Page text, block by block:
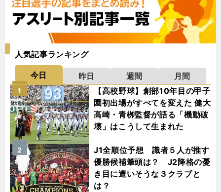
人気記事ランキング
今日 昨日 週間
月間
【高校野球】創部10年目の甲子
園初出場がすべてを変えた 健大
高崎・青栁監督が語る「機動破
壊」はこうして生まれた
1
J1全順位予想 識者５人が推す
優勝候補筆頭は？ J2降格の憂
き目に遭いそうな３クラブと
は？
2